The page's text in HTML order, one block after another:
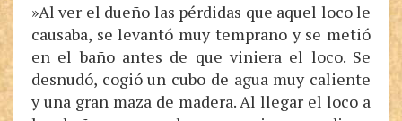
»Al ver el dueño las pérdidas que aquel loco le
causaba, se levantó muy temprano y se metió
en el baño antes de que viniera el loco. Se
desnudó, cogió un cubo de agua muy caliente
y una gran maza de madera. Al llegar el loco a